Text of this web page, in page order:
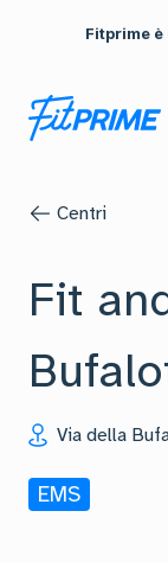
Fitprime è
Centri
Fit
Via della
EMS